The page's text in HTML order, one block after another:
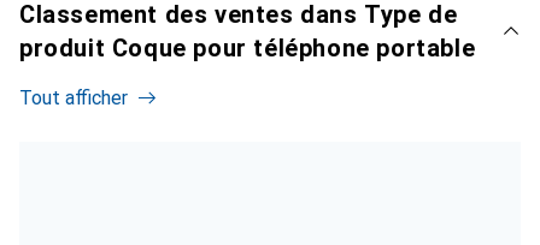
Classement des ventes dans Type de
produit Coque pour téléphone portable
Tout afficher